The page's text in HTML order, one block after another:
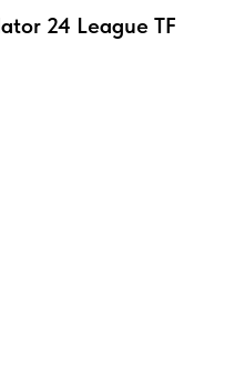
24 League TF